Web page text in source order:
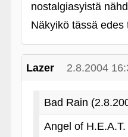
nostalgiasyistä
Näkyikö tässä edes
Lazer 2.8.2004
Bad Rain
Angel of H.E.A.T.